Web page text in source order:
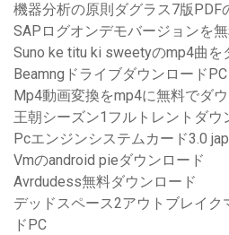
機器分析の原則ダグラス7版PDF
SAPログオンデモバージョンを
Suno ke titu ki sweetyのmp4曲を
BeamngドライブダウンロードPC
Mp4動画変換をmp4に無料でダ
王朝シーズン1フルトレントダウ
Pcエンジンシステムカード3.0
Vmのandroid pieダウンロード
Avrdudess無料ダウンロード
デッドスペース2アウトブレイク
ドPC